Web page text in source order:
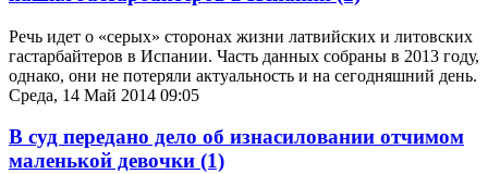
Речь идет о «серых» сторонах жизни латвийских и литовских
гастарбайтеров в Испании. Часть данных собраны в 2013 году,
однако, они не потеряли актуальность и на сегодняшний день.
Среда, 14 Май 2014 09:05
В суд передано дело об изнасиловании отчимом
маленькой девочки (1)